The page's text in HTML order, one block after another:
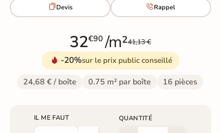
Devis Rappel
32€90 /m²41,13 €
-20%sur le prix public conseillé
24,68 € / boîte 0.75 m² par boîte 16 pièces
IL ME FAUT QUANTITÉ